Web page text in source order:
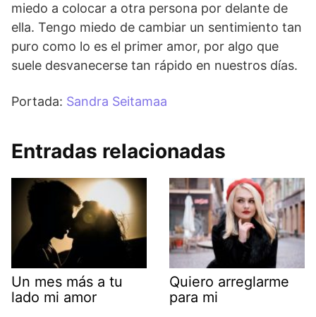
miedo a colocar a otra persona por delante de
ella. Tengo miedo de cambiar un sentimiento tan
puro como lo es el primer amor, por algo que
suele desvanecerse tan rápido en nuestros días.
Portada: Sandra Seitamaa
Entradas relacionadas
Un mes más a tu
lado mi amor
Quiero arreglarme
para mi